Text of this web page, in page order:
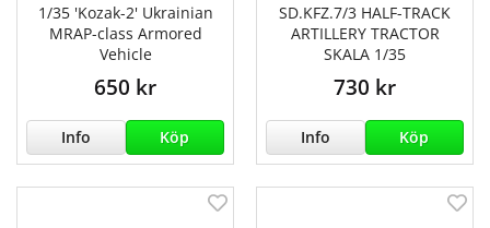
1/35 'Kozak-2' Ukrainian
MRAP-class Armored
Vehicle
650 kr
Info Köp
SD.KFZ.7/3 HALF-TRACK
ARTILLERY TRACTOR
SKALA 1/35
730 kr
Info Köp